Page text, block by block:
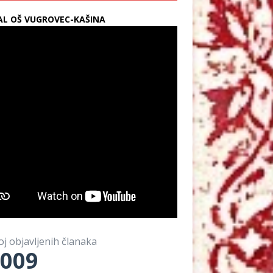
OŠ VUGROVEC-KAŠINA
objavljenih članaka